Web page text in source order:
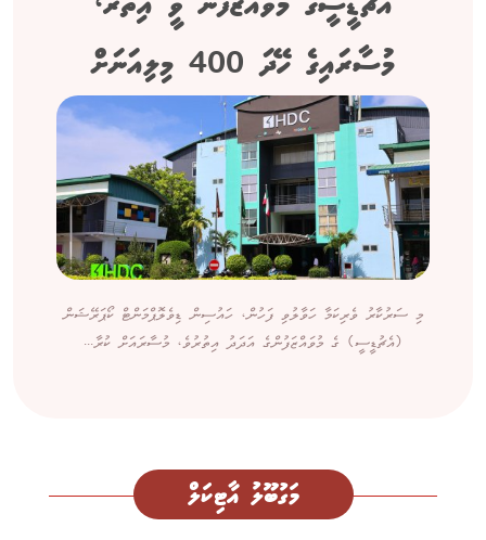
މުސާރައިގެ ހޭދަ 400 މިލިއަނަށް
މި ސަރުކާރު ވެރިކަމާ ހަވާލުވި ފަހުން، ހައުސިން ޑިވެލޮޕްމަންޓް ކޯޕަރޭޝަން
(އެޗުޑީސީ) ގެ މުވައްޒަފުންގެ އަދަދު އިތުރުވެ، މުސާރައަށް ކުރާ...
މަގުބޫލު އާޓިކަލް